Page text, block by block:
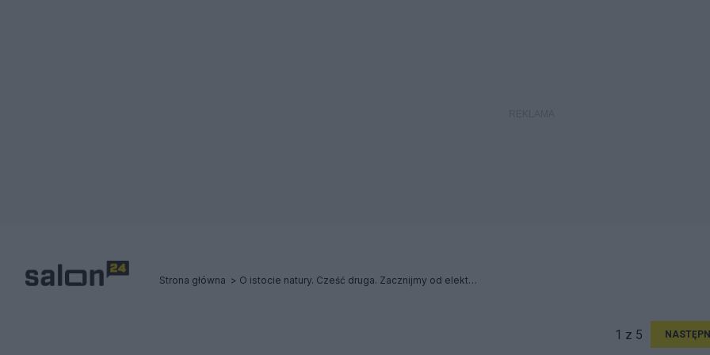
Strona główna O istocie natury. Cześć druga. Zacznijmy od elektronu.
1 z 5